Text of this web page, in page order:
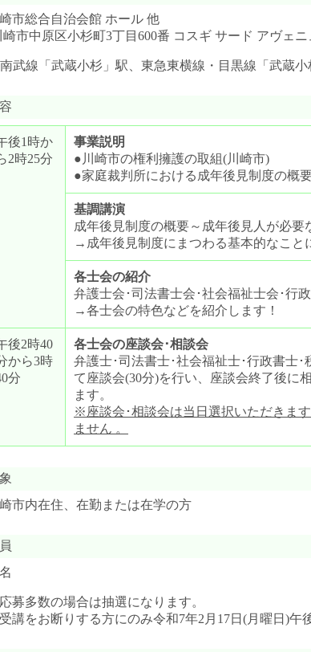
市総合自治会館 ホール 他
崎市中原区小杉町3丁目600番 コスギ サード アヴェニ
武線「武蔵小杉」駅、東急東横線・目黒線「武蔵
後1時か
2時25分
事業説明
●川崎市の権利擁護の取組(川崎市)
●家庭裁判所における成年後見制度の概
基調講演
成年後見制度の概要～成年後見人が必要
→成年後見制度にまつわる基本的なこと
各士会の紹介
弁護士会･司法書士会･社会福祉士会･行
→各士会の特色などを紹介します！
後2時40
から3時
分
各士会の座談会･相談会
弁護士･司法書士･社会福祉士･行政書士
て座談会(30分)を行い、座談会終了後に
ます。
※座談会･相談会は当日選択いただきま
ません 。
市内在住、在勤または在学の方
募多数の場合は抽選になります。
受講をお断りする方にのみ令和7年2月17日(月曜日)午